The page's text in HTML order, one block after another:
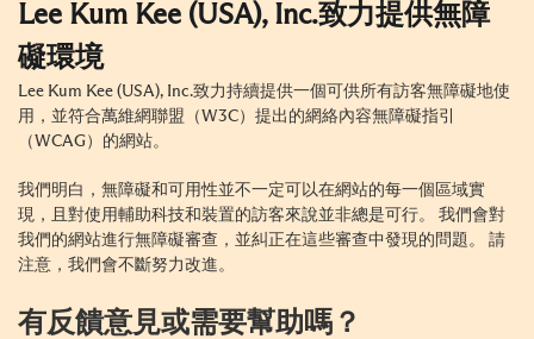
Lee Kum Kee (USA), Inc.致力提供無障
礙環境
Lee Kum Kee (USA), Inc.致力持續提供一個可供所有訪客無障礙地使
用，並符合萬維網聯盟（W3C）提出的網絡內容無障礙指引
（WCAG）的網站。
我們明白，無障礙和可用性並不一定可以在網站的每一個區域實
現，且對使用輔助科技和裝置的訪客來說並非總是可行。 我們會對
我們的網站進行無障礙審查，並糾正在這些審查中發現的問題。 請
注意，我們會不斷努力改進。
有反饋意見或需要幫助嗎？